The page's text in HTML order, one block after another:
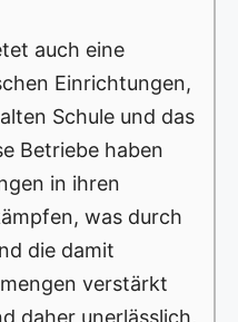
auch eine
Einrichtungen,
Schule und das
Betriebe haben
in ihren
was durch
die damit
verstärkt